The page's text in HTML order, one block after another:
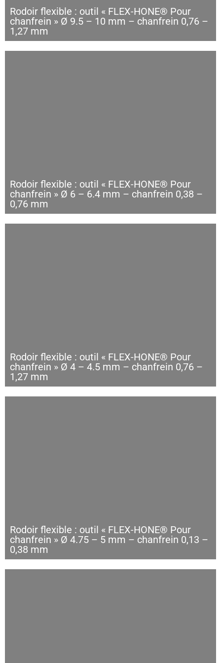
Rodoir flexible : outil « FLEX-HONE® Pour
chanfrein » Ø 9.5 – 10 mm – chanfrein 0,76 –
1,27 mm
Rodoir flexible : outil « FLEX-HONE® Pour
chanfrein » Ø 6 – 6.4 mm – chanfrein 0,38 –
0,76 mm
Rodoir flexible : outil « FLEX-HONE® Pour
chanfrein » Ø 4 – 4.5 mm – chanfrein 0,76 –
1,27 mm
Rodoir flexible : outil « FLEX-HONE® Pour
chanfrein » Ø 4.75 – 5 mm – chanfrein 0,13 –
0,38 mm